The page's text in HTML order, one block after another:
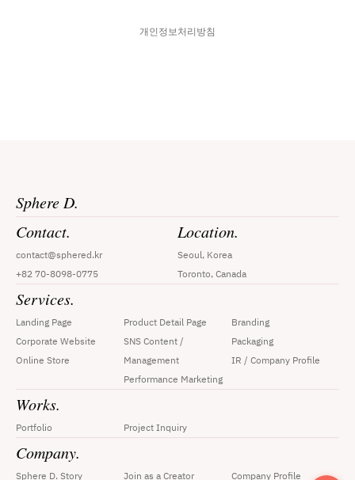
개인정보처리방침
Sphere D.
Contact.
contact@sphered.kr
+82 70-8098-0775
Location.
Seoul, Korea
Toronto, Canada
Services.
Branding
Packaging
IR / Company Profile
Landing Page
Corporate Website
Online Store
Product Detail Page
SNS Content /
Management
Performance Marketing
Works.
Portfolio Project Inquiry
Company.
Sphere D. Story Join as a Creator Company Profile